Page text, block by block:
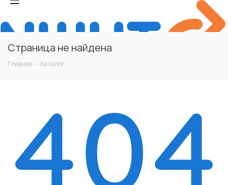
Страница не найдена
Главная - Каталог